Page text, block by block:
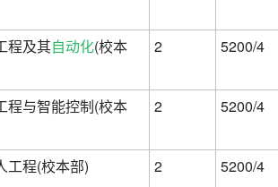
程及其自动化(校本
2 5200/4
程与智能控制(校本
2 5200/4
工程(校本部) 2 5200/4